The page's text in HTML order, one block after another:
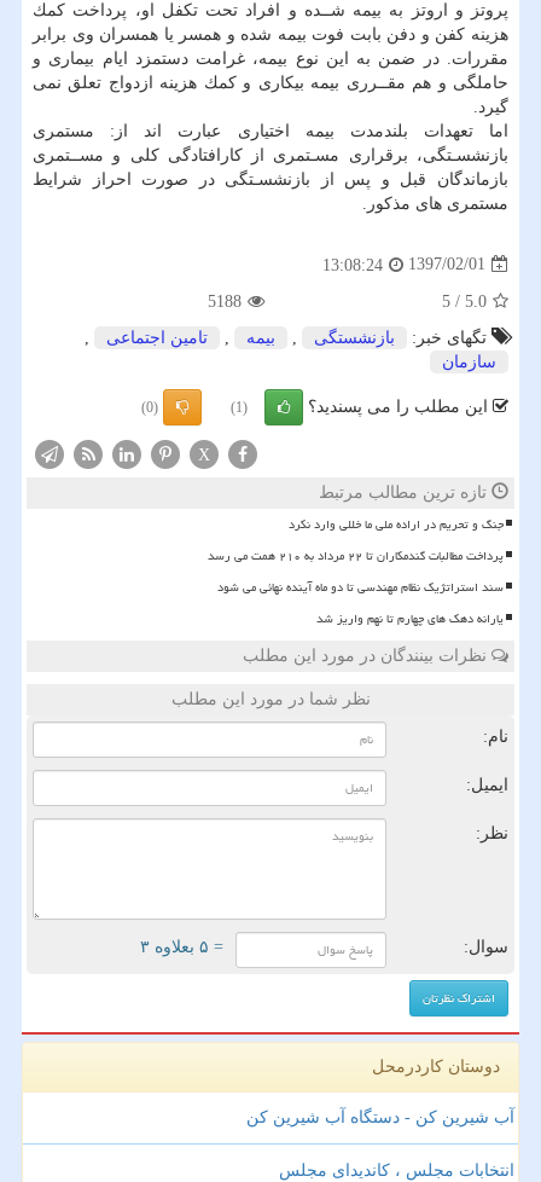
پروتز و اروتز به بیمه شــده و افراد تحت تكفل او، پرداخت كمك
هزینه كفن و دفن بابت فوت بیمه شده و همسر یا همسران وی برابر
مقررات. در ضمن به این نوع بیمه، غرامت دستمزد ایام بیماری و
حاملگی و هم مقــرری بیمه بیكاری و كمك هزینه ازدواج تعلق نمی
گیرد.
اما تعهدات بلندمدت بیمه اختیاری عبارت اند از: مستمری
بازنشسـتگی، برقراری مسـتمری از كارافتادگی كلی و مســتمری
بازماندگان قبل و پس از بازنشسـتگی در صورت احراز شرایط
مستمری های مذكور.
1397/02/01
13:08:24
5.0
/
5
5188
تگهای خبر:
بازنشستگی , بیمه , تامین اجتماعی
,
سازمان
این مطلب را می پسندید؟ (1)
(0)
X
تازه ترین مطالب مرتبط
جنگ و تحریم در اراده ملی ما خللی وارد نکرد
پرداخت مطالبات گندمکاران تا ۲۲ مرداد به ۲۱۰ همت می رسد
سند استراتژیک نظام مهندسی تا دو ماه آینده نهائی می شود
یارانه دهک های چهارم تا نهم واریز شد
نظرات بینندگان در مورد این مطلب
نظر شما در مورد این مطلب
نام:
ایمیل:
نظر:
سوال: = ۵ بعلاوه ۳
دوستان کاردرمحل
آب شیرین کن - دستگاه آب شیرین کن
انتخابات مجلس ، کاندیدای مجلس